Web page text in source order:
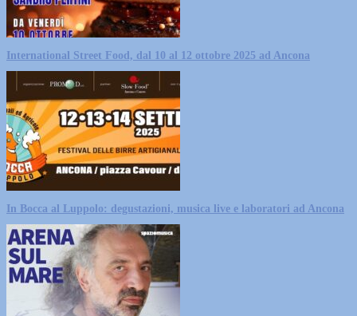
International Street Food, dal 10 al 12 ottobre 2025 ad Ancona
In Bocca al Luppolo: degustazioni, musica live e laboratori ad Ancona